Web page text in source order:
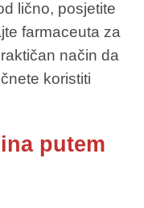
lično, posjetite
farmaceuta za
način da
koristiti
putem